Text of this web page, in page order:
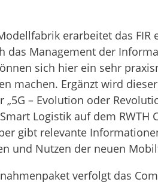
erarbeitet das
das Management der
sich hier ein sehr
machen. Ergänzt wird
– Evolution oder
Logistik auf dem RWTH
gibt relevante
und Nutzen der neuen
verfolgt das